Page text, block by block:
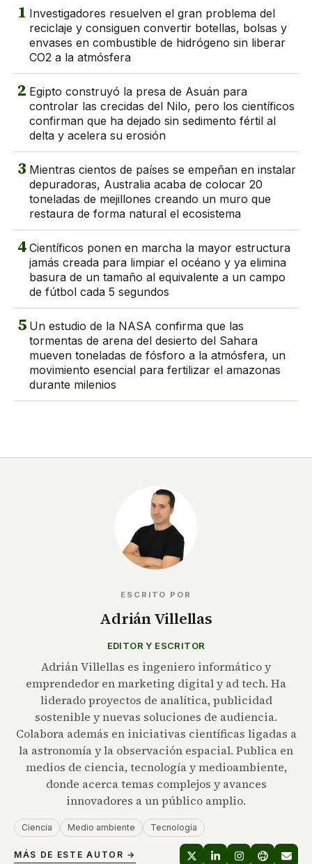
1 Investigadores resuelven el gran problema del
reciclaje y consiguen convertir botellas, bolsas y
envases en combustible de hidrógeno sin liberar
CO2 a la atmósfera
2 Egipto construyó la presa de Asuán para
controlar las crecidas del Nilo, pero los científicos
confirman que ha dejado sin sedimento fértil al
delta y acelera su erosión
3 Mientras cientos de países se empeñan en instalar
depuradoras, Australia acaba de colocar 20
toneladas de mejillones creando un muro que
restaura de forma natural el ecosistema
4 Científicos ponen en marcha la mayor estructura
jamás creada para limpiar el océano y ya elimina
basura de un tamaño al equivalente a un campo
de fútbol cada 5 segundos
5 Un estudio de la NASA confirma que las
tormentas de arena del desierto del Sahara
mueven toneladas de fósforo a la atmósfera, un
movimiento esencial para fertilizar el amazonas
durante milenios
ESCRITO POR
Adrián Villellas
EDITOR Y ESCRITOR
Adrián Villellas es ingeniero informático y
emprendedor en marketing digital y ad tech. Ha
liderado proyectos de analítica, publicidad
sostenible y nuevas soluciones de audiencia.
Colabora además en iniciativas científicas ligadas a
la astronomía y la observación espacial. Publica en
medios de ciencia, tecnología y medioambiente,
donde acerca temas complejos y avances
innovadores a un público amplio.
Ciencia Medio ambiente Tecnología
MÁS DE ESTE AUTOR →